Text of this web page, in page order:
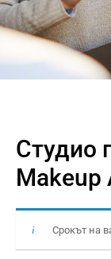
Студио
Makeup
Срокът на